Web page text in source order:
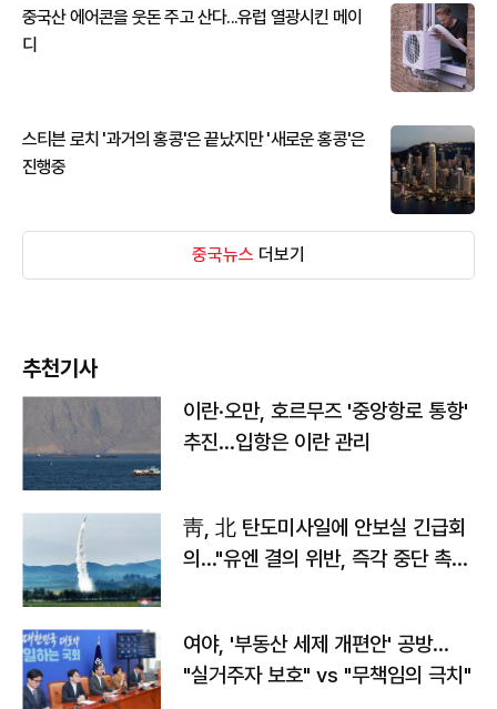
중국산 에어콘을 웃돈 주고 산다...유럽 열광시킨 메이
디
스티븐 로치 '과거의 홍콩'은 끝났지만 '새로운 홍콩'은
진행중
중국뉴스 더보기
추천기사
이란·오만, 호르무즈 '중앙항로 통항'
추진…입항은 이란 관리
靑, 北 탄도미사일에 안보실 긴급회
의…"유엔 결의 위반, 즉각 중단 촉
여야, '부동산 세제 개편안' 공방…
"실거주자 보호" vs "무책임의 극치"